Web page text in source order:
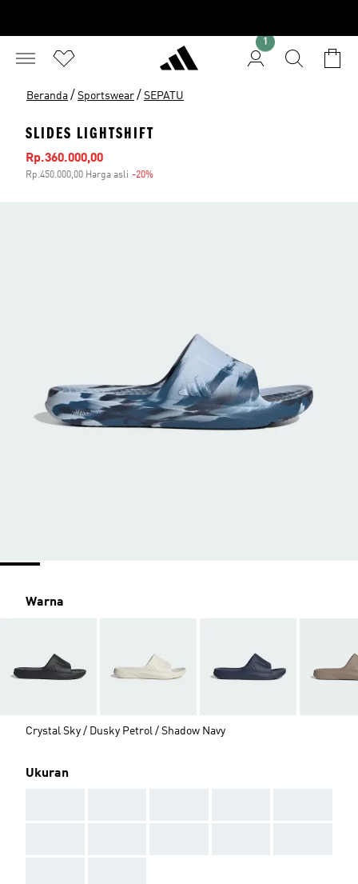
1
Beranda / Sportswear / SEPATU
SLIDES LIGHTSHIFT
Harga penjualan
Rp.360.000,00
Rp.450.000,00 Harga asli -20%
Warna
Crystal Sky / Dusky Petrol / Shadow Navy
Ukuran